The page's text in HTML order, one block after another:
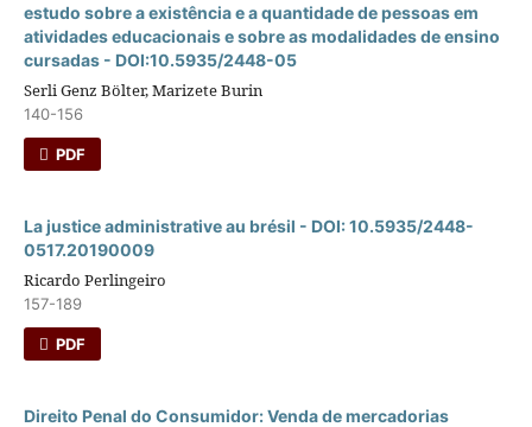
estudo sobre a existência e a quantidade de pessoas em
atividades educacionais e sobre as modalidades de ensino
cursadas - DOI:10.5935/2448-05
Serli Genz Bölter, Marizete Burin
140-156
PDF
La justice administrative au brésil - DOI: 10.5935/2448-
0517.20190009
Ricardo Perlingeiro
157-189
PDF
Direito Penal do Consumidor: Venda de mercadorias